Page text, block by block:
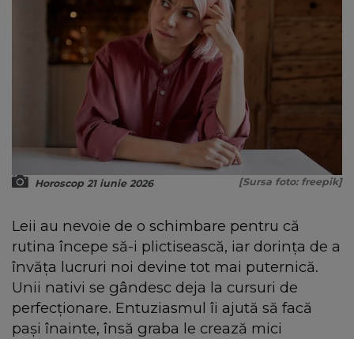
Horoscop 21 iunie 2026 [Sursa foto: freepik]
Leii au nevoie de o schimbare pentru că
rutina începe să-i plictisească, iar dorința de a
învăța lucruri noi devine tot mai puternică.
Unii nativi se gândesc deja la cursuri de
perfecționare. Entuziasmul îi ajută să facă
pași înainte, însă graba le crează mici